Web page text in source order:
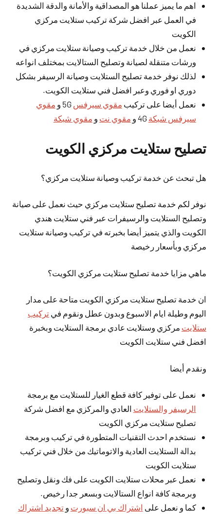
اهم ما يميز عملنا هو المصداقية والأمانة والدقة الشديدة
في العمل عبر افضل شركة تركيب ستلايت مركزي
الكويت
نعمل من خلال خدمة تركيب وصيانة ستلايت مركزي في
ورشات متنقلة لصيانة وتصليح الستالايت بمختلف انواعه
لذلك نوفر خدمة تصليح الستلايت وصيانة الرسيفر بشكل
دوري او فوري وعبر افضل فني ستلايت الكويت.
نعمل أيضا على تركيب مقوي سيرفس 5G و
مقوي
سيرفس شبكة 4G و مقوي نت و مقوي شبكة
تصليح ستلايت مركزي الكويت
هل تبحث عن خدمة تركيب وصيانة ستلايت مركزي؟
نوفر لكم خدمة تصليح ستلايت مركزي حيث نعمل على صيانة
وتصليح الستلايت والرسيفرات عبر فني ستلايت هندي
الكويت والذي يتميز أيضا بخبرته في تركيب وصيانة ستلايت
مركزي وبأسعار رخيصة
ماهي مزايا خدمة تصليح ستلايت مركزي الكويت؟
ان خدمة تصليح ستلايت مركزي الكويت متاحة على مدار
اليوم وطيلة ايام الاسبوع وبدون عطل ونقوم في تركيب
ستلايت مركزي وستلايت عادي برمجة الستلايت وبخبرة
افضل فني ستلايت الكويت
ونقدم أيضا
نعمل على توفير كافة قطع الغيار للستلايت مع برمجة
الرسيفر والستلايت العادي والمركزي مع افضل شركة
تصليح ستلايت مركزي الكويت
نستخدم احدث التقنيات المتطورة في تركيب وبرمجة
بدالة الستلايت العادية والاتوماتيك من خلال فني تركيب
ستلايت الكويت
نعمل عبر محلات ستلايت الكويت على فك ونقل وتصليح
وبرمجة كافة انواع الستالايت وبسعر جدا رخيص.
كما و نعمل على اشتراك بي ان سبورت وتجديد اشتراك